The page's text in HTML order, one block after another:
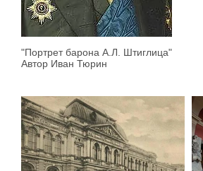
"Портрет барона А.Л. Штиглица"
Автор Иван Тюрин